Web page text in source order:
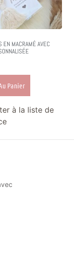
EN MACRAMÉ AVEC
Panier
à la liste de